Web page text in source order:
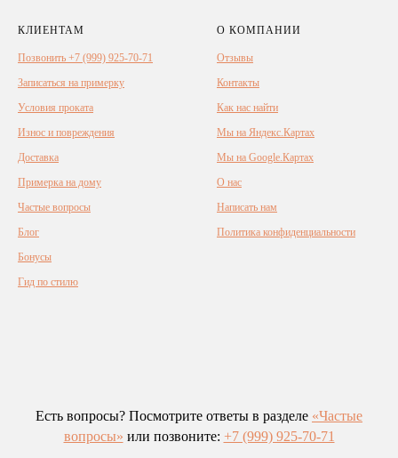
КЛИЕНТАМ
Позвонить +7 (999) 925-70-71
Записаться на примерку
Условия проката
Износ и повреждения
Доставка
Примерка на дому
Частые вопросы
Блог
Бонусы
Гид по стилю
О КОМПАНИИ
Отзывы
Контакты
Как нас найти
Мы на Яндекс.Картах
Мы на Google.Картах
О нас
Написать нам
Политика конфиденциальности
Есть вопросы? Посмотрите ответы в разделе «Частые
вопросы» или позвоните: +7 (999) 925-70-71